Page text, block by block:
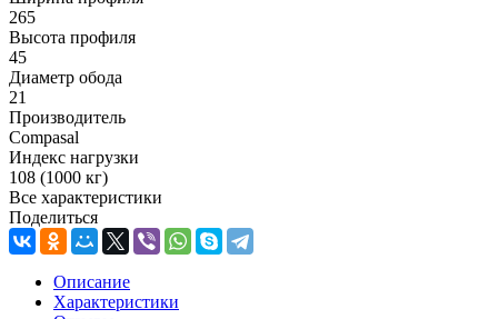
265
Высота профиля
45
Диаметр обода
21
Производитель
Compasal
Индекс нагрузки
108 (1000 кг)
Все характеристики
Поделиться
Описание
Характеристики